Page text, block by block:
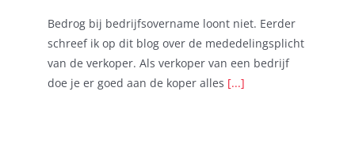
Bedrog bij bedrijfsovername loont niet. Eerder
schreef ik op dit blog over de mededelingsplicht
van de verkoper. Als verkoper van een bedrijf
doe je er goed aan de koper alles [...]